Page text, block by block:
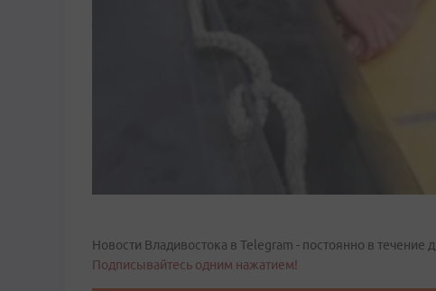
Новости Владивостока в Telegram - постоянно в течение
Подписывайтесь одним нажатием!